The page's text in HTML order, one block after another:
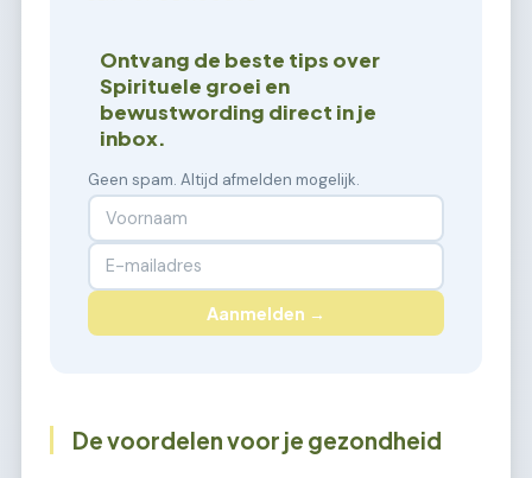
Ontvang de beste tips over
Spirituele groei en
bewustwording direct in je
inbox.
Geen spam. Altijd afmelden mogelijk.
Aanmelden →
De voordelen voor je gezondheid